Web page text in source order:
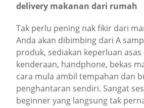
delivery makanan dari rumah
Tak perlu pening nak fikir dari
Anda akan dibimbing dari A
produk, sediakan keperluan asas
kenderaan, handphone, bekas
cara mula ambil tempahan dan
penghantaran sendiri. Sangat
beginner yang langsung tak